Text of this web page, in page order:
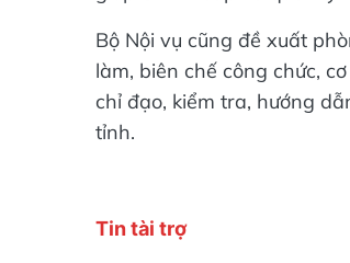
Bộ Nội vụ cũng đề xuất
làm, biên chế công chức,
chỉ đạo, kiểm tra, hướng
tỉnh.